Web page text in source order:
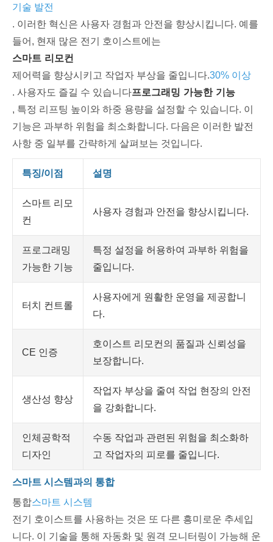
기술 발전
. 이러한 혁신은 사용자 경험과 안전을 향상시킵니다. 예를
들어, 현재 많은 전기 호이스트에는
스마트 리모컨
제어력을 향상시키고 작업자 부상을 줄입니다.30% 이상
. 사용자도 즐길 수 있습니다프로그래밍 가능한 기능
, 특정 리프팅 높이와 하중 용량을 설정할 수 있습니다. 이
기능은 과부하 위험을 최소화합니다. 다음은 이러한 발전
사항 중 일부를 간략하게 살펴보는 것입니다.
특징/이점 설명
스마트 리모
컨
사용자 경험과 안전을 향상시킵니다.
프로그래밍
가능한 기능
특정 설정을 허용하여 과부하 위험을
줄입니다.
터치 컨트롤
사용자에게 원활한 운영을 제공합니
다.
CE 인증
호이스트 리모컨의 품질과 신뢰성을
보장합니다.
생산성 향상
작업자 부상을 줄여 작업 현장의 안전
을 강화합니다.
인체공학적
디자인
수동 작업과 관련된 위험을 최소화하
고 작업자의 피로를 줄입니다.
스마트 시스템과의 통합
통합스마트 시스템
전기 호이스트를 사용하는 것은 또 다른 흥미로운 추세입
니다. 이 기술을 통해 자동화 및 원격 모니터링이 가능해 운